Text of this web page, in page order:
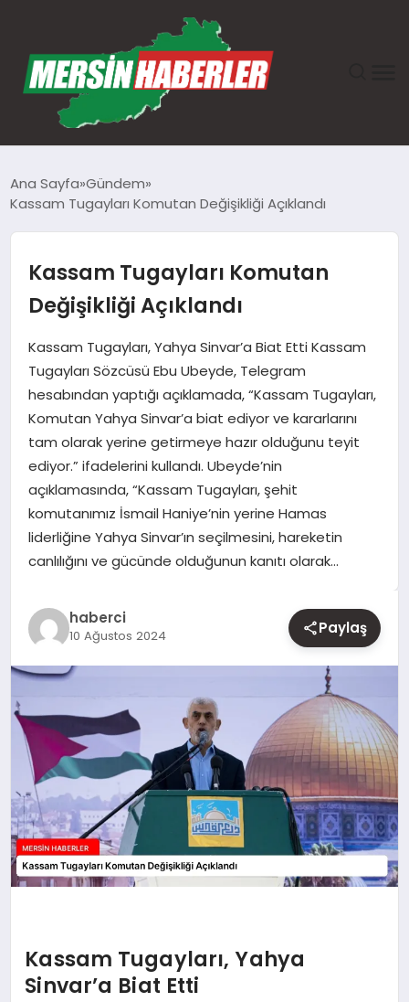
EKONOMI
SAĞLIK
EĞITIM
Ana Sayfa Gündem
Kassam Tugayları Komutan Değişikliği Açıklandı
Kassam Tugayları Komutan
Değişikliği Açıklandı
Kassam Tugayları, Yahya Sinvar’a Biat Etti Kassam
Tugayları Sözcüsü Ebu Ubeyde, Telegram
hesabından yaptığı açıklamada, “Kassam Tugayları,
Komutan Yahya Sinvar’a biat ediyor ve kararlarını
tam olarak yerine getirmeye hazır olduğunu teyit
ediyor.” ifadelerini kullandı. Ubeyde’nin
açıklamasında, “Kassam Tugayları, şehit
komutanımız İsmail Haniye’nin yerine Hamas
liderliğine Yahya Sinvar’ın seçilmesini, hareketin
canlılığını ve gücünde olduğunun kanıtı olarak…
haberci
10 Ağustos 2024 Paylaş
Kassam Tugayları, Yahya
Sinvar’a Biat Etti